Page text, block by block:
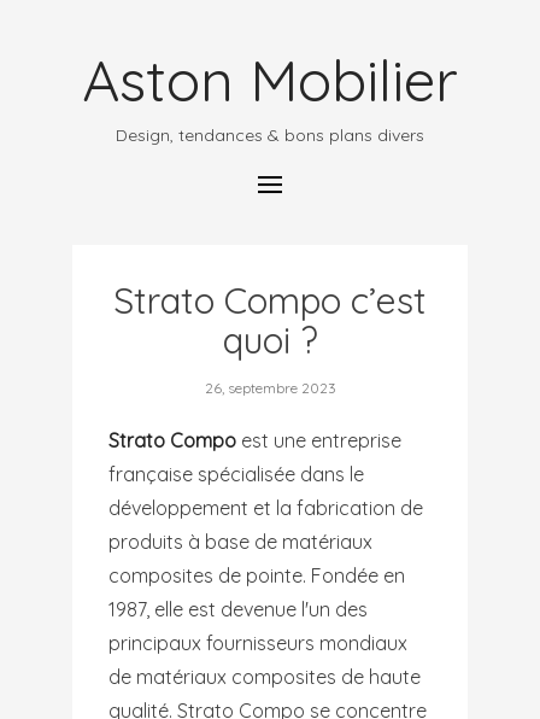
Aston Mobilier
Design, tendances & bons plans divers
Strato Compo c’est
quoi ?
26, septembre 2023
Strato Compo est une entreprise
française spécialisée dans le
développement et la fabrication de
produits à base de matériaux
composites de pointe. Fondée en
1987, elle est devenue l'un des
principaux fournisseurs mondiaux
de matériaux composites de haute
qualité. Strato Compo se concentre